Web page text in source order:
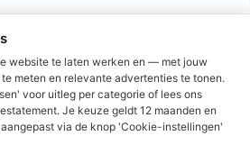
Oral-B
DETOXEN
Always
Libresse
Gliss Kur
website te laten werken en — met jouw
meten en relevante advertenties te tonen.
voor uitleg per categorie of lees ons
Je keuze geldt 12 maanden en
via de knop 'Cookie-instellingen'
korting?